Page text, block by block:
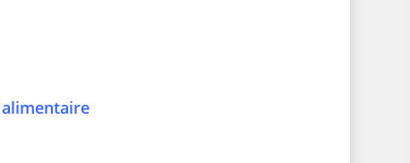
alimentaire